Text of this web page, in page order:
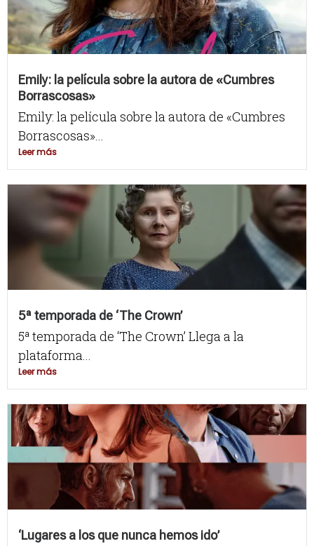
Emily: la película sobre la autora de «Cumbres
Borrascosas»
Emily: la película sobre la autora de «Cumbres
Borrascosas»...
Leer más
5ª temporada de ‘The Crown’
5ª temporada de ‘The Crown’ Llega a la
plataforma...
Leer más
‘Lugares a los que nunca hemos ido’